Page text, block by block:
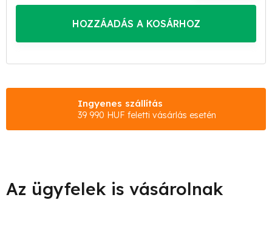
HOZZÁADÁS A KOSÁRHOZ
Ingyenes szállítás
39 990 HUF feletti vásárlás esetén